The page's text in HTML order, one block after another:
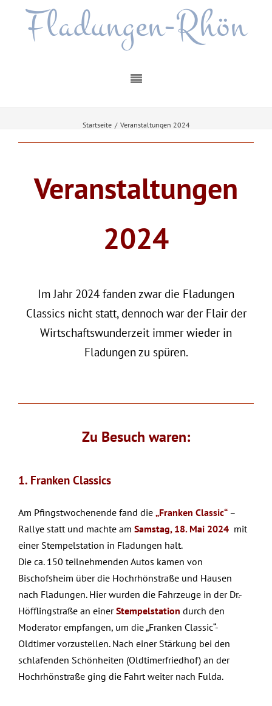
Fladungen-Rhön
Startseite / Veranstaltungen 2024
Veranstaltungen
2024
Im Jahr 2024 fanden zwar die Fladungen
Classics nicht statt, dennoch war der Flair der
Wirtschaftswunderzeit immer wieder in
Fladungen zu spüren.
Zu Besuch waren:
1. Franken Classics
Am Pfingstwochenende fand die „Franken Classic“ –
Rallye statt und machte am Samstag, 18. Mai 2024 mit
einer Stempelstation in Fladungen halt.
Die ca. 150 teilnehmenden Autos kamen von
Bischofsheim über die Hochrhönstraße und Hausen
nach Fladungen. Hier wurden die Fahrzeuge in der Dr.-
Höfflingstraße an einerStempelstation durch den
Moderator empfangen, um die „Franken Classic“-
Oldtimer vorzustellen. Nach einer Stärkung bei den
schlafenden Schönheiten (Oldtimerfriedhof) an der
Hochrhönstraße ging die Fahrt weiter nach Fulda.